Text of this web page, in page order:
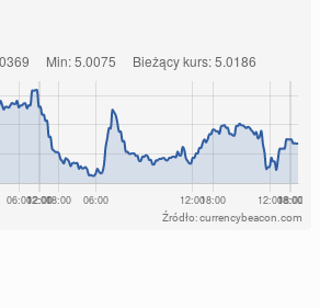
Źródło: currencybeacon.com